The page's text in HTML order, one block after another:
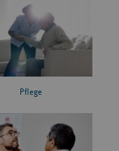
Pflege